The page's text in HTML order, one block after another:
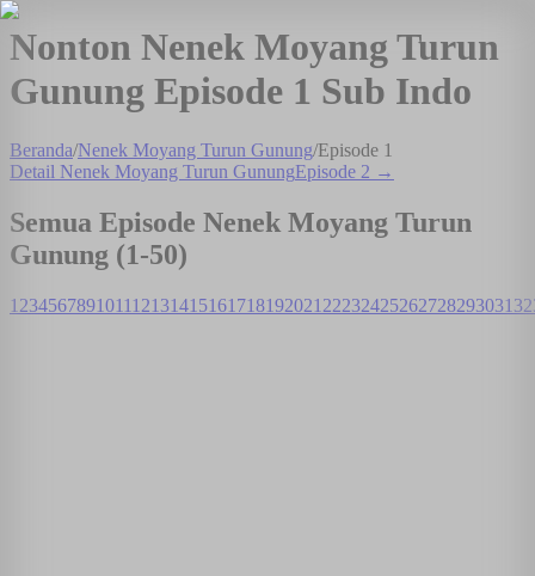
Nonton Nenek Moyang Turun
Gunung Episode 1 Sub Indo
Beranda/Nenek Moyang Turun Gunung/Episode 1
Detail Nenek Moyang Turun GunungEpisode 2 →
Semua Episode Nenek Moyang Turun
Gunung (1-50)
1 234567891011 12131415161718192021 22232425262728293031 32